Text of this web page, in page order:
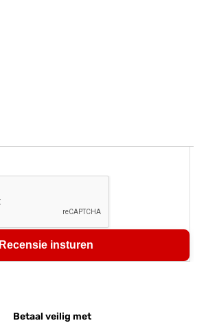
Recensie insturen
Betaal veilig met